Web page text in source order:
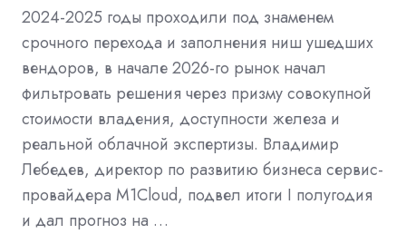
2024-2025 годы проходили под знаменем
срочного перехода и заполнения ниш ушедших
вендоров, в начале 2026-го рынок начал
фильтровать решения через призму совокупной
стоимости владения, доступности железа и
реальной облачной экспертизы. Владимир
Лебедев, директор по развитию бизнеса сервис-
провайдера M1Cloud, подвел итоги I полугодия
и дал прогноз на …